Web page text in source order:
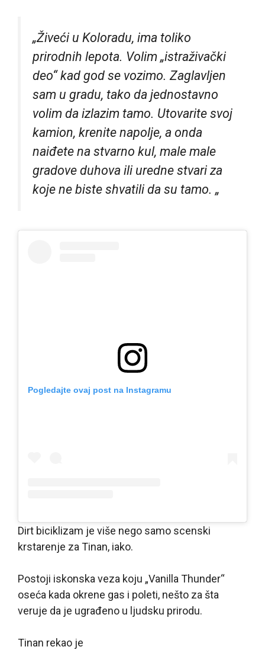
„Živeći u Koloradu, ima toliko
prirodnih lepota. Volim „istraživački
deo“ kad god se vozimo. Zaglavljen
sam u gradu, tako da jednostavno
volim da izlazim tamo. Utovarite svoj
kamion, krenite napolje, a onda
naiđete na stvarno kul, male male
gradove duhova ili uredne stvari za
koje ne biste shvatili da su tamo. „
Pogledajte ovaj post na Instagramu
Dirt biciklizam je više nego samo scenski
krstarenje za Tinan, iako.
Postoji iskonska veza koju „Vanilla Thunder“
oseća kada okrene gas i poleti, nešto za šta
veruje da je ugrađeno u ljudsku prirodu.
Tinan rekao je